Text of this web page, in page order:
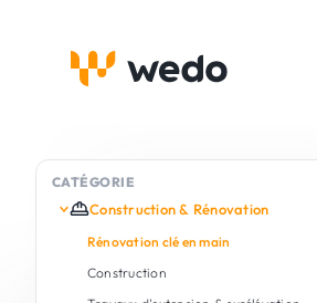
CATÉGORIE
Construction & Rénovation
Rénovation clé en main
Construction